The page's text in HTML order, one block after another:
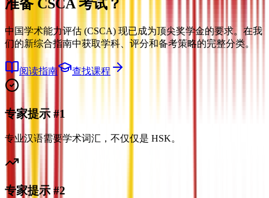
准备 CSCA 考试？
中国学术能力评估 (CSCA) 现已成为顶尖奖学金的要求。在我
们的新综合指南中获取学科、评分和备考策略的完整分类。
阅读指南 查找课程
专家提示 #1
专业汉语需要学术词汇，不仅仅是 HSK。
专家提示 #2